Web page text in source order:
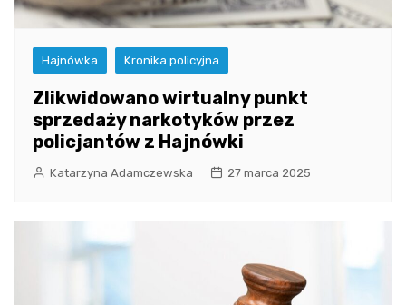
Hajnówka Kronika policyjna
Zlikwidowano wirtualny punkt
sprzedaży narkotyków przez
policjantów z Hajnówki
Katarzyna Adamczewska 27 marca 2025